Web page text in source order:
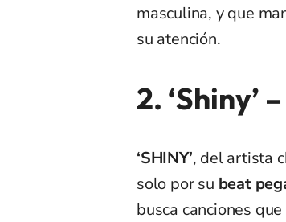
masculina, y que
su atención.
2. ‘Shiny’ –
‘SHINY’, del artista
solo por su beat
busca canciones